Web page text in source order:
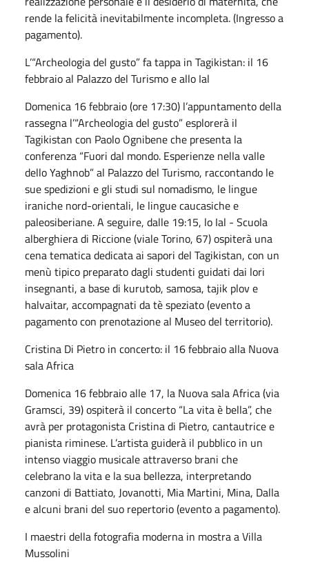
rende la felicità inevitabilmente incompleta. (Ingresso a
pagamento).
L’“Archeologia del gusto” fa tappa in Tagikistan: il 16
febbraio al Palazzo del Turismo e allo Ial
Domenica 16 febbraio (ore 17:30) l’appuntamento della
rassegna l’“Archeologia del gusto” esplorerà il
Tagikistan con Paolo Ognibene che presenta la
conferenza “Fuori dal mondo. Esperienze nella valle
dello Yaghnob” al Palazzo del Turismo, raccontando le
sue spedizioni e gli studi sul nomadismo, le lingue
iraniche nord-orientali, le lingue caucasiche e
paleosiberiane. A seguire, dalle 19:15, lo Ial - Scuola
alberghiera di Riccione (viale Torino, 67) ospiterà una
cena tematica dedicata ai sapori del Tagikistan, con un
menù tipico preparato dagli studenti guidati dai lori
insegnanti, a base di kurutob, samosa, tajik plov e
halvaitar, accompagnati da tè speziato (evento a
pagamento con prenotazione al Museo del territorio).
Cristina Di Pietro in concerto: il 16 febbraio alla Nuova
sala Africa
Domenica 16 febbraio alle 17, la Nuova sala Africa (via
Gramsci, 39) ospiterà il concerto “La vita è bella”, che
avrà per protagonista Cristina di Pietro, cantautrice e
pianista riminese. L’artista guiderà il pubblico in un
intenso viaggio musicale attraverso brani che
celebrano la vita e la sua bellezza, interpretando
canzoni di Battiato, Jovanotti, Mia Martini, Mina, Dalla
e alcuni brani del suo repertorio (evento a pagamento).
I maestri della fotografia moderna in mostra a Villa
Mussolini